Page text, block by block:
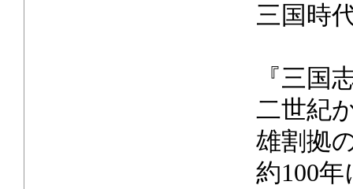
三国時
『三
二世紀
雄割拠
約100